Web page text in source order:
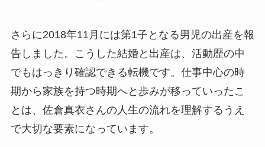
さらに2018年11月には第1子となる男児の出産を報
告しました。こうした結婚と出産は、活動歴の中
でもはっきり確認できる転機です。仕事中心の時
期から家族を持つ時期へと歩みが移っていったこ
とは、佐倉真衣さんの人生の流れを理解するうえ
で大切な要素になっています。